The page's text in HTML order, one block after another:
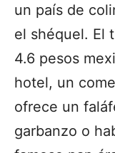
un país de
el shéquel. El
4.6 pesos
hotel, un
ofrece un
garbanzo o